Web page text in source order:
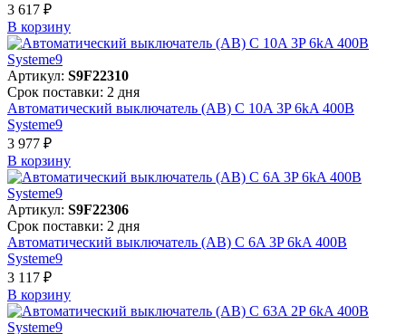
3 617 ₽
В корзинy
Артикул: S9F22310
Срок поставки: 2 дня
Автоматический выключатель (АВ) C 10A 3P 6kA 400В
Systeme9
3 977 ₽
В корзинy
Артикул: S9F22306
Срок поставки: 2 дня
Автоматический выключатель (АВ) C 6A 3P 6kA 400В
Systeme9
3 117 ₽
В корзинy